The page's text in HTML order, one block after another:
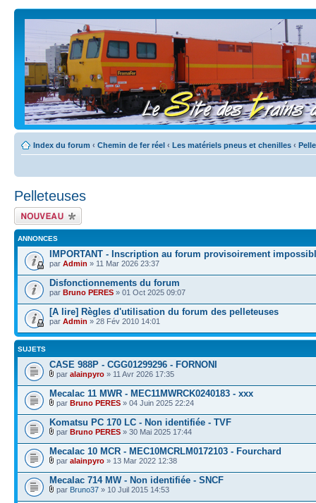
Index du forum ‹ Chemin de fer réel ‹ Les matériels pneus et chenilles ‹
Pelleteuses
Écrire un nouveau
sujet
ANNONCES
IMPORTANT - Inscription au forum provisoirement
par Admin » 11 Mar 2026 23:37
Disfonctionnements du forum
par Bruno PERES » 01 Oct 2025 09:07
[A lire] Règles d'utilisation du forum des pelleteuses
par Admin » 28 Fév 2010 14:01
SUJETS
CASE 988P - CGG01299296 - FORNONI
par alainpyro » 11 Avr 2026 17:35
Mecalac 11 MWR - MEC11MWRCK0240183 - xxx
par Bruno PERES » 04 Juin 2025 22:24
Komatsu PC 170 LC - Non identifiée - TVF
par Bruno PERES » 30 Mai 2025 17:44
Mecalac 10 MCR - MEC10MCRLM0172103 - Fourchard
par alainpyro » 13 Mar 2022 12:38
Mecalac 714 MW - Non identifiée - SNCF
par Bruno37 » 10 Juil 2015 14:53